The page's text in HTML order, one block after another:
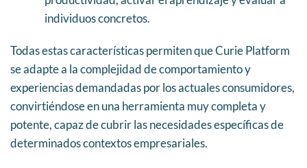
individuos concretos.
Todas estas características permiten que Curie Platform
se adapte a la complejidad de comportamiento y
experiencias demandadas por los actuales consumidores,
convirtiéndose en una herramienta muy completa y
potente, capaz de cubrir las necesidades específicas de
determinados contextos empresariales.